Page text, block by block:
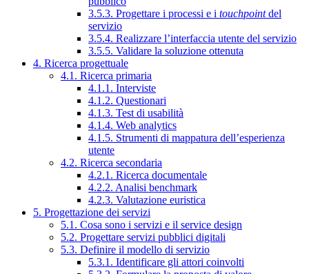
3.5.3. Progettare i processi e i touchpointdel
servizio
3.5.4. Realizzare l’interfaccia utente del servizio
3.5.5. Validare la soluzione ottenuta
4. Ricerca progettuale
4.1. Ricerca primaria
4.1.1. Interviste
4.1.2. Questionari
4.1.3. Test di usabilità
4.1.4. Web analytics
4.1.5. Strumenti di mappatura dell’esperienza
utente
4.2. Ricerca secondaria
4.2.1. Ricerca documentale
4.2.2. Analisi benchmark
4.2.3. Valutazione euristica
5. Progettazione dei servizi
5.1. Cosa sono i servizi e il service design
5.2. Progettare servizi pubblici digitali
5.3. Definire il modello di servizio
5.3.1. Identificare gli attori coinvolti